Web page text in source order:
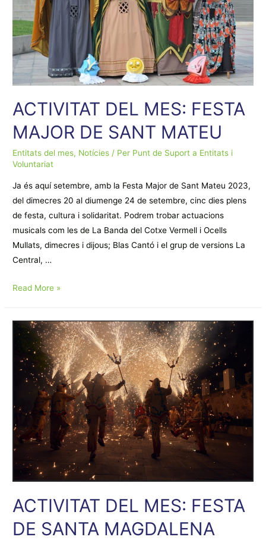
ACTIVITAT DEL MES: FESTA
MAJOR DE SANT MATEU
Entitats del mes, Notícies / Per Punt de Suport a Entitats i
Voluntariat
Ja és aquí setembre, amb la Festa Major de Sant Mateu 2023,
del dimecres 20 al diumenge 24 de setembre, cinc dies plens
de festa, cultura i solidaritat. Podrem trobar actuacions
musicals com les de La Banda del Cotxe Vermell i Ocells
Mullats, dimecres i dijous; Blas Cantó i el grup de versions La
Central, …
ACTIVITAT
FESTA
MAJOR
DE
SANT
MATEU
Read More »
ACTIVITAT DEL MES: FESTA
DE SANTA MAGDALENA